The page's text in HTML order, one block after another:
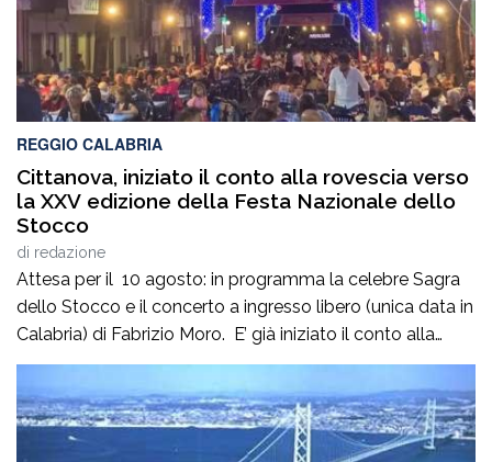
REGGIO CALABRIA
Cittanova, iniziato il conto alla rovescia verso
la XXV edizione della Festa Nazionale dello
Stocco
di redazione
Attesa per il 10 agosto: in programma la celebre Sagra
dello Stocco e il concerto a ingresso libero (unica data in
Calabria) di Fabrizio Moro. E’ già iniziato il conto alla
rovescia in vista della XXV Festa Nazionale dello Stocco
di Cittanova. Il celebre evento dell’estate calabrese
quest’anno festeggia un quarto di secolo nel segno […]